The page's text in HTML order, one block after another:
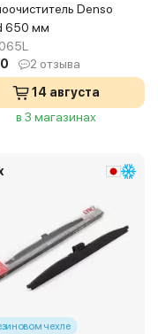
Denso
650 мм
2 отзыва
14 августа
в 3 магазинах
чехле